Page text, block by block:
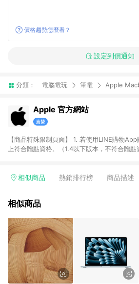
價格趨勢怎麼看？
設定到價通知
分類： 電腦電玩 筆電 Apple
Apple 官方網站
【商品特殊限制頁面】 1. 若使用LINE購物
上符合贈點資格。（1.4以下版本，不符合贈
貨後3個工作日陸續發送交易訊息通知。 4. 點
17e、MacBook Neo、Studio Display XDR 及
包裝、Apple開發者計畫和運輸、Apple 員購商
AppleCare+服務單獨購買或在主產品發貨後
都有終⽣回饋限额： a) iPhone、Mac、iPad
Apple TV 及 HomePod : 每個型號6件 b)
AirTag 配件: 每款32件 c) AirTag 4 件裝: 8份
合資格配: 每款10件 本限額適用於Apple
買行為，超過限額將停止核發回饋 7. 若您購買符合贈點資格之商
相似商品 熱銷排行榜 商品描述
相似商品